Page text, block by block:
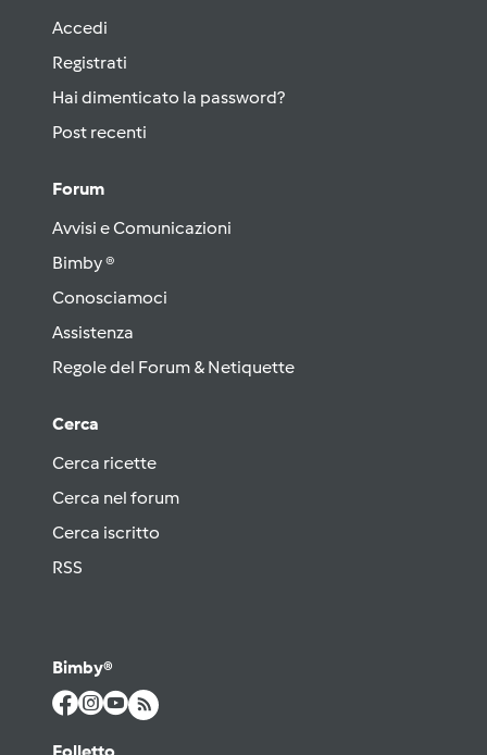
Accedi
Registrati
Hai dimenticato la password?
Post recenti
Forum
Avvisi e Comunicazioni
Bimby ®
Conosciamoci
Assistenza
Regole del Forum & Netiquette
Cerca
Cerca ricette
Cerca nel forum
Cerca iscritto
RSS
Bimby®